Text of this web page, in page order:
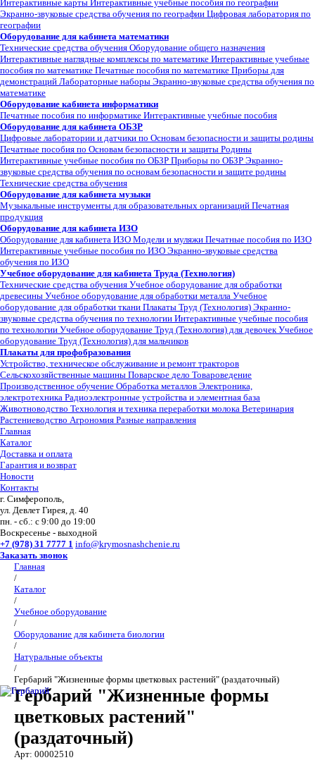
Интерактивные карты Интерактивные учебные пособия по географии
Экранно-звуковые средства обучения по географии Цифровая лаборатория по
географии
Оборудование для кабинета математики
Технические средства обучения Оборудование общего назначения
Интерактивные наглядные комплексы по математике Интерактивные учебные
пособия по математике Печатные пособия по математике Приборы для
демонстраций Лабораторные наборы Экранно-звуковые средства обучения по
математике
Оборудование кабинета информатики
Печатные пособия по информатике Интерактивные учебные пособия
Оборудование для кабинета ОБЗР
Цифровые лаборатории и датчики по Основам безопасности и защиты родины
Печатные пособия по Основам безопасности и защиты Родины
Интерактивные учебные пособия по ОБЗР Приборы по ОБЗР Экранно-
звуковые средства обучения по основам безопасности и защите родины
Технические средства обучения
Оборудование для кабинета музыки
Музыкальные инструменты для образовательных организаций Печатная
продукция
Оборудование для кабинета ИЗО
Оборудование для кабинета ИЗО Модели и муляжи Печатные пособия по ИЗО
Интерактивные учебные пособия по ИЗО Экранно-звуковые средства
обучения по ИЗО
Учебное оборудование для кабинета Труда (Технология)
Технические средства обучения Учебное оборудование для обработки
древесины Учебное оборудование для обработки металла Учебное
оборудование для обработки ткани Плакаты Труд (Технология) Экранно-
звуковые средства обучения по технологии Интерактивные учебные пособия
по технологии Учебное оборудование Труд (Технология) для девочек Учебное
оборудование Труд (Технология) для мальчиков
Плакаты для профобразования
Устройство, техническое обслуживание и ремонт тракторов
Сельскохозяйственные машины Поварское дело Товароведение
Производственное обучение Обработка металлов Электроника,
электротехника Радиоэлектронные устройства и элементная база
Животноводство Технология и техника переработки молока Ветеринария
Растениеводство Агрономия Разные направления
Главная
Каталог
Доставка и оплата
Гарантия и возврат
Новости
Контакты
г. Симферополь,
ул. Девлет Гирея, д. 40
пн. - сб.: с 9:00 до 19:00
Воскресенье - выходной
+7 (978) 31 7777 1 info@krymosnashchenie.ru
Заказать звонок
Главная
/
Каталог
/
Учебное оборудование
/
Оборудование для кабинета биологии
/
Натуральные объекты
/
Гербарий "Жизненные формы цветковых растений" (раздаточный)
Гербарий "Жизненные формы
цветковых растений"
(раздаточный)
Арт: 00002510